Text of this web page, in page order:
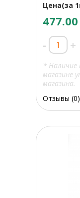
Цена(за
477.00
- +
* Наличие
магазине
магазина.
Отзывы (0)